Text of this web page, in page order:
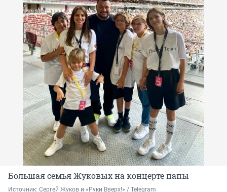
Большая семья Жуковых на концерте папы
Источник: Сергей Жуков и «Руки Вверх!» / Telegram